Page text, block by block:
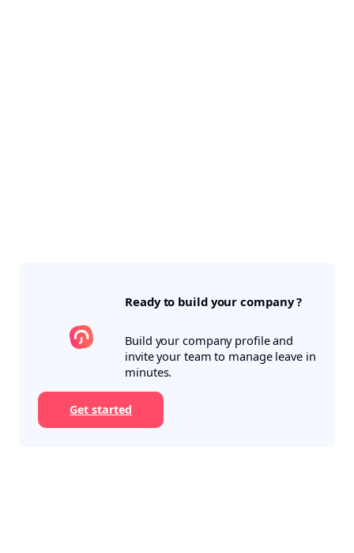
Ready to build your company ?
Build your company profile and
invite your team to manage leave in
minutes.
Get started